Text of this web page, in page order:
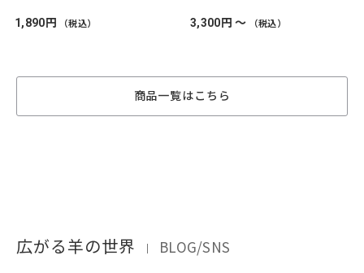
1,890円 （税込） 3,300円 ～ （税込）
商品一覧はこちら
広がる羊の世界 ｜ BLOG/SNS